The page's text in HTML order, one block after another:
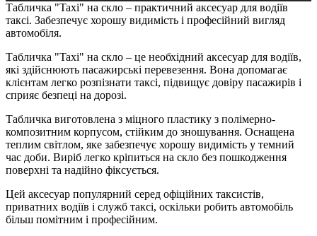
Табличка "Taxi" на скло – практичний аксесуар для водіїв
таксі. Забезпечує хорошу видимість і професійний вигляд
автомобіля.
Табличка "Taxi" на скло – це необхідний аксесуар для водіїв,
які здійснюють пасажирські перевезення. Вона допомагає
клієнтам легко розпізнати таксі, підвищує довіру пасажирів і
сприяє безпеці на дорозі.
Табличка виготовлена з міцного пластику з полімерно-
композитним корпусом, стійким до зношування. Оснащена
теплим світлом, яке забезпечує хорошу видимість у темний
час доби. Виріб легко кріпиться на скло без пошкодження
поверхні та надійно фіксується.
Цей аксесуар популярний серед офіційних таксистів,
приватних водіїв і служб таксі, оскільки робить автомобіль
більш помітним і професійним.